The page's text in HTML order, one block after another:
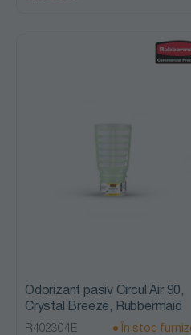
Odorizant pasiv Circul Air 90,
Crystal Breeze, Rubbermaid
R402304E În stoc